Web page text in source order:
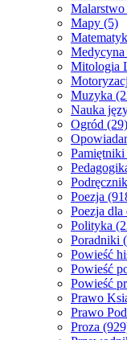
Malarstwo
Mapy (5)
Medycyna
Mitologia
Muzyka
Nauka
Ogród (29)
Poezja
Poezja dla
Polityka
Poradniki
Powieść
Powieść
Powieść
Prawo
Prawo
Proza